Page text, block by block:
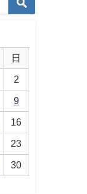
日
2
9
16
23
30